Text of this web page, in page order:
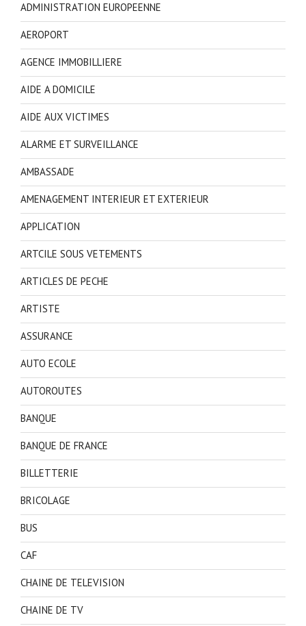
ADMINISTRATION EUROPEENNE
AEROPORT
AGENCE IMMOBILLIERE
AIDE A DOMICILE
AIDE AUX VICTIMES
ALARME ET SURVEILLANCE
AMBASSADE
AMENAGEMENT INTERIEUR ET EXTERIEUR
APPLICATION
ARTCILE SOUS VETEMENTS
ARTICLES DE PECHE
ARTISTE
ASSURANCE
AUTO ECOLE
AUTOROUTES
BANQUE
BANQUE DE FRANCE
BILLETTERIE
BRICOLAGE
BUS
CAF
CHAINE DE TELEVISION
CHAINE DE TV